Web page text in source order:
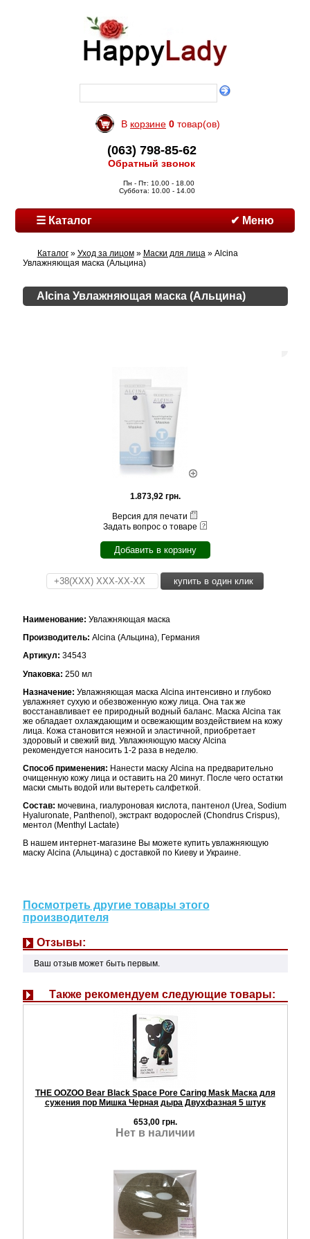
В корзине 0 товар(ов)
(063) 798-85-62
Обратный звонок
Пн - Пт: 10.00 - 18.00
Суббота: 10.00 - 14.00
☰ Каталог ✔ Меню
Каталог» Уход за лицом» Маски для лица» Alcina
Увлажняющая маска (Альцина)
Alcina Увлажняющая маска (Альцина)
1.873,92 грн.
Версия для печати
Задать вопрос о товаре
Добавить в корзину
купить в один клик
Наименование: Увлажняющая маска
Производитель: Alcina (Альцина), Германия
Артикул: 34543
Упаковка: 250 мл
Назначение: Увлажняющая маска Alcina интенсивно и глубоко
увлажняет сухую и обезвоженную кожу лица. Она так же
восстанавливает ее природный водный баланс. Маска Alcina так
же обладает охлаждающим и освежающим воздействием на кожу
лица. Кожа становится нежной и эластичной, приобретает
здоровый и свежий вид. Увлажняющую маску Alcina
рекомендуется наносить 1-2 раза в неделю.
Способ применения: Нанести маску Alcina на предварительно
очищенную кожу лица и оставить на 20 минут. После чего остатки
маски смыть водой или вытереть салфеткой.
Состав: мочевина, гиалуроновая кислота, пантенол (Urea, Sodium
Hyaluronate, Panthenol), экстракт водорослей (Chondrus Crispus),
ментол (Menthyl Lactate)
В нашем интернет-магазине Вы можете купить увлажняющую
маску Alcina (Альцина) с доставкой по Киеву и Украине.
Посмотреть другие товары этого
производителя
Отзывы:
Ваш отзыв может быть первым.
Также рекомендуем следующие товары:
THE OOZOO Bear Black Space Pore Caring Mask Маска для
сужения пор Мишка Черная дыра Двухфазная 5 штук
653,00 грн.
Нет в наличии